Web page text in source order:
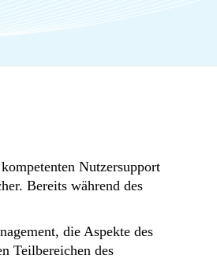
Nutzersupport
Bereits während des
die Aspekte des
Teilbereichen des